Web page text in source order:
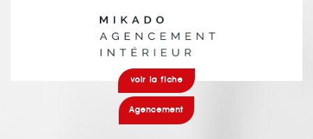
voir la fiche
Agencement